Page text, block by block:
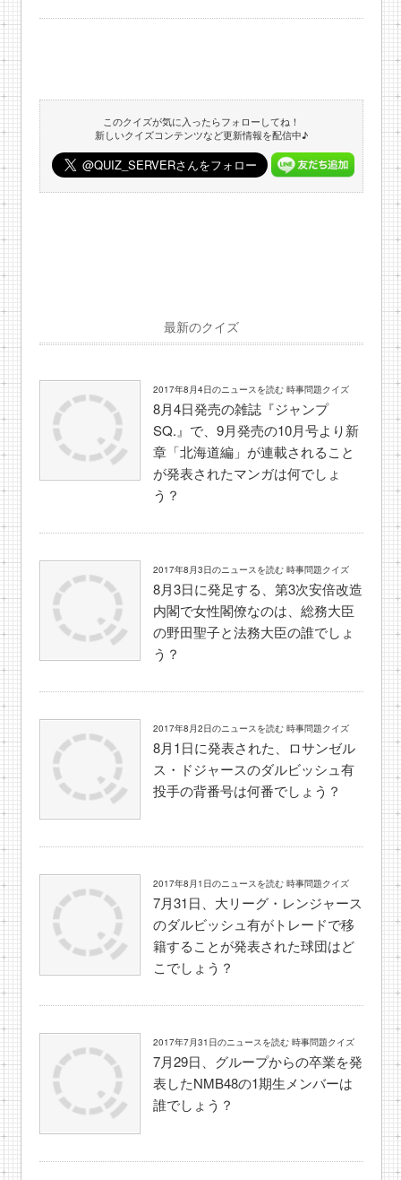
このクイズが気に入ったらフォローしてね！
新しいクイズコンテンツなど更新情報を配信中♪
最新のクイズ
2017年8月4日のニュースを読む 時事問題クイズ
8月4日発売の雑誌『ジャンプ
SQ.』で、9月発売の10月号より新
章「北海道編」が連載されること
が発表されたマンガは何でしょ
う？
2017年8月3日のニュースを読む 時事問題クイズ
8月3日に発足する、第3次安倍改造
内閣で女性閣僚なのは、総務大臣
の野田聖子と法務大臣の誰でしょ
う？
2017年8月2日のニュースを読む 時事問題クイズ
8月1日に発表された、ロサンゼル
ス・ドジャースのダルビッシュ有
投手の背番号は何番でしょう？
2017年8月1日のニュースを読む 時事問題クイズ
7月31日、大リーグ・レンジャース
のダルビッシュ有がトレードで移
籍することが発表された球団はど
こでしょう？
2017年7月31日のニュースを読む 時事問題クイズ
7月29日、グループからの卒業を発
表したNMB48の1期生メンバーは
誰でしょう？